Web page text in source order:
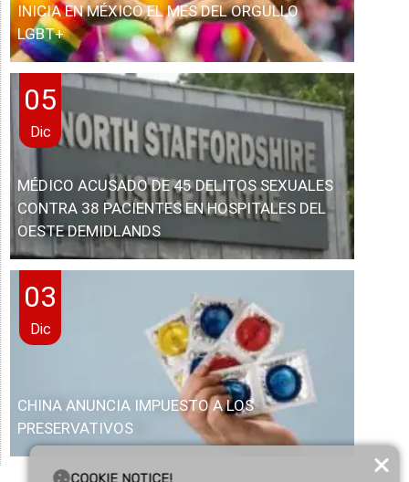
INICIA EN MÉXICO EL MES DEL ORGULLO
LGBT+
05
Dic
MÉDICO ACUSADO DE 45 DELITOS SEXUALES
CONTRA 38 PACIENTES EN HOSPITALES DEL
OESTE DEMIDLANDS
03
Dic
CHINA ANUNCIA IMPUESTO A LOS
PRESERVATIVOS
COOKIE NOTICE!